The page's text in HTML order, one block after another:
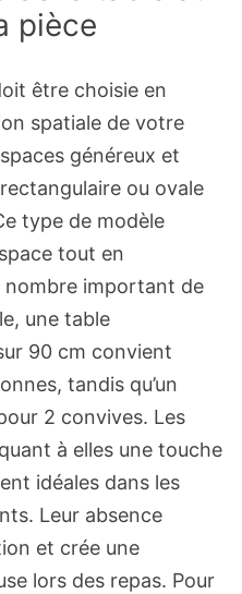
pièce
être choisie en
spatiale de votre
généreux et
ou ovale
type de modèle
tout en
nombre important de
une table
90 cm convient
tandis qu’un
2 convives. Les
à elles une touche
idéales dans les
Leur absence
et crée une
lors des repas. Pour